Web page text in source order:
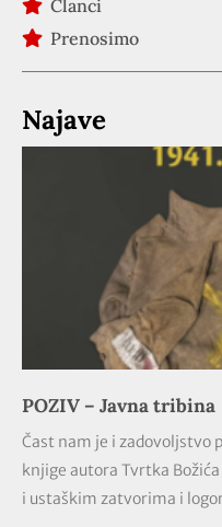
Članci
Prenosimo
Najave
POZIV – Javna tribina
Čast nam je i zadovoljstvo
knjige autora Tvrtka
i ustaškim zatvorima i